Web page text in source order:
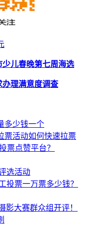
少儿春晚第七周海选
办理满意度调查
多少钱一个
票活动如何快速拉票
票点赞平台？
选活动
投票一万票多少钱？
影大赛群众组开评！